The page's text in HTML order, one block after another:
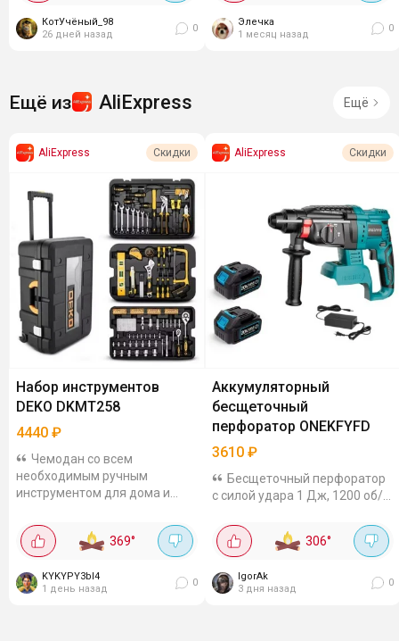
меняет...КотУчёный_98
26 дней назад
0
комплекте есть...
Элечка
1 месяц назад
0
Ещё из AliExpress Ещё
AliExpress Скидки
Набор инструментов
DEKO DKMT258
4440 ₽
Чемодан со всем
необходимым ручным
инструментом для дома и
из 258 инструментов,
упакованных в пластиковый
чемодан: отвёртки, гаечные...
369°
KYKYPY3bI4
1 день назад
0
AliExpress Скидки
Аккумуляторный
бесщеточный
перфоратор ONEKFYFD
3610 ₽
Бесщеточный перфоратор
с силой удара 1 Дж, 1200 об/
патроном. В комплекте идут 2
аккумулятора и зарядное
совместим с...
306°
IgorAk
3 дня назад
0